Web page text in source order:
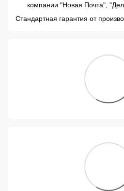
компании "Новая Почта",
Стандартная гарантия от